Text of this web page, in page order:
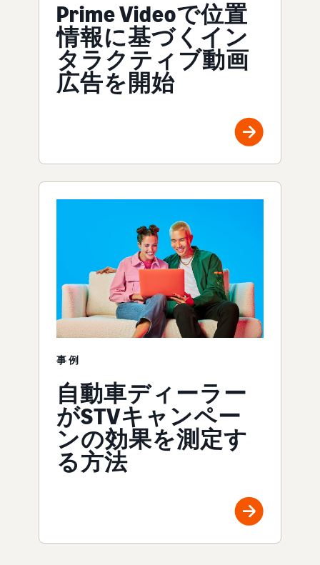
Prime Videoで位置
情報に基づくイン
タラクティブ動画
広告を開始
事例
自動車ディーラー
がSTVキャンペー
ンの効果を測定す
る方法